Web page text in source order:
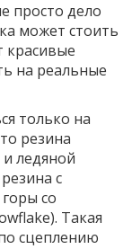
просто дело
может стоить
красивые
на реальные
только на
резина
и ледяной
с
со
Такая
сцеплению